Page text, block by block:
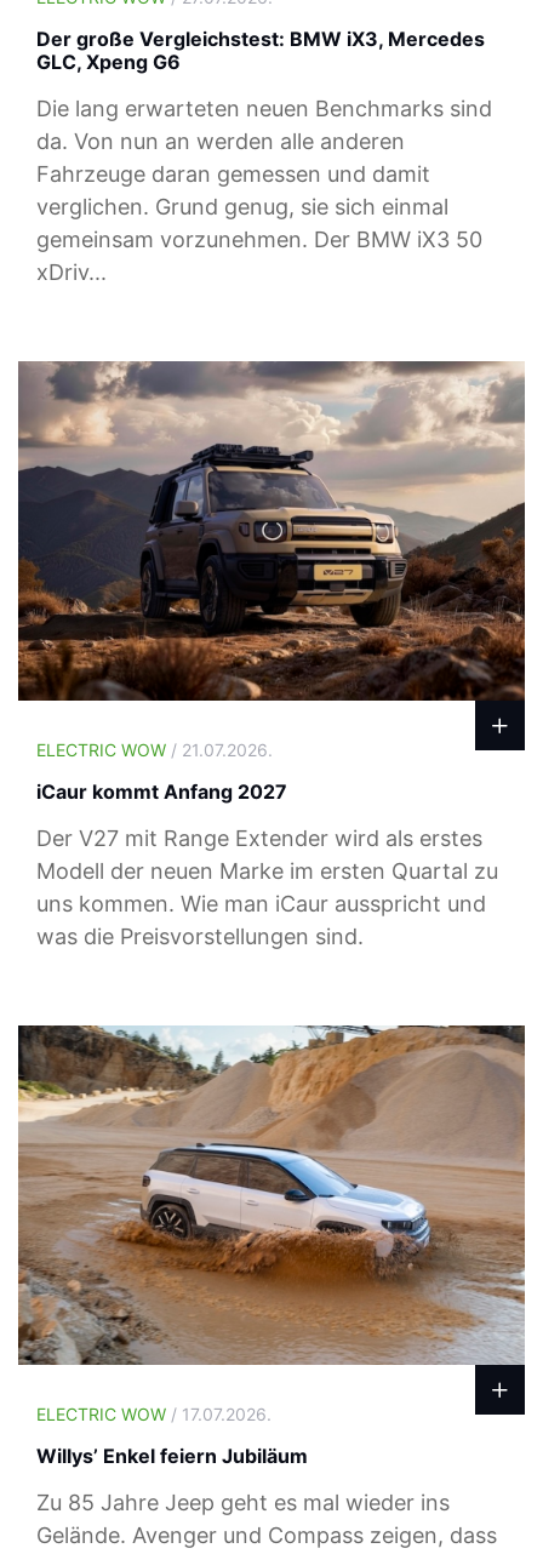
Der große Vergleichstest: BMW iX3, Mercedes
GLC, Xpeng G6
Die lang erwarteten neuen Benchmarks sind
da. Von nun an werden alle anderen
Fahrzeuge daran gemessen und damit
verglichen. Grund genug, sie sich einmal
gemeinsam vorzunehmen. Der BMW iX3 50
xDriv...
ELECTRIC WOW / 21.07.2026.
iCaur kommt Anfang 2027
Der V27 mit Range Extender wird als erstes
Modell der neuen Marke im ersten Quartal zu
uns kommen. Wie man iCaur ausspricht und
was die Preisvorstellungen sind.
ELECTRIC WOW / 17.07.2026.
Willys’ Enkel feiern Jubiläum
Zu 85 Jahre Jeep geht es mal wieder ins
Gelände. Avenger und Compass zeigen, dass